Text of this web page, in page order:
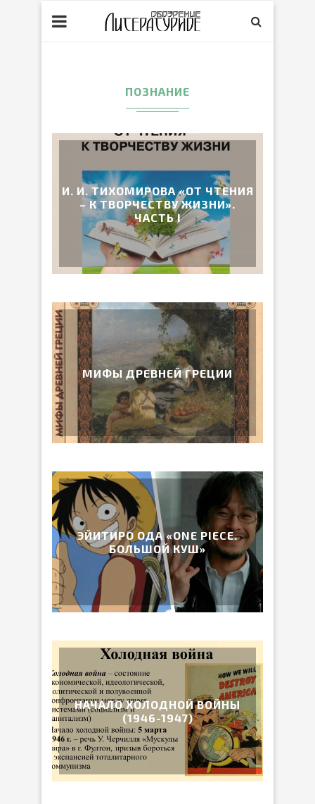
ПОЗНАНИЕ
И. И. ТИХОМИРОВА «ОТ ЧТЕНИЯ
– К ТВОРЧЕСТВУ ЖИЗНИ».
ЧАСТЬ I
МИФЫ ДРЕВНЕЙ ГРЕЦИИ
ЭЙИТИРО ОДА «ONE PIECE.
БОЛЬШОЙ КУШ»
НАЧАЛО ХОЛОДНОЙ ВОЙНЫ
(1946-1947)